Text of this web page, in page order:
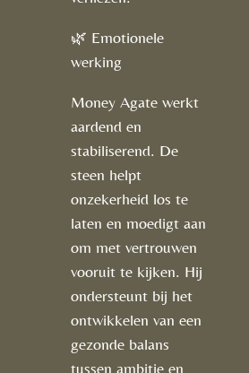
🌿 Emotionele
werking
Money Agate werkt
aardend en
stabiliserend. De
steen helpt
onzekerheid los te
laten en moedigt aan
om met vertrouwen
vooruit te kijken. Hij
ondersteunt bij het
ontwikkelen van een
gezonde balans
tussen ambitie en